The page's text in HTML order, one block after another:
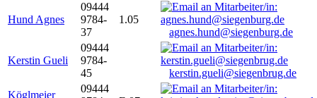
Hund Agnes
09444
9784-
37
1.05
agnes.hund@siegenburg.de
Kerstin Gueli
09444
9784-
45
kerstin.gueli@siegenbrug.de
Köglmeier
09444